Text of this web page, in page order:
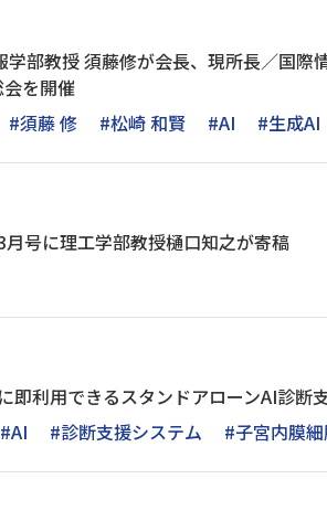
部教授 須藤修が会長、現所長／国
を開催
#須藤 修 #松崎 和賢 #AI #生成AI
号に理工学部教授樋口知之が寄稿
即利用できるスタンドアローンAI診断
#AI #診断支援システム #子宮内膜